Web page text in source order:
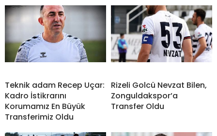
Teknik adam Recep Uçar:
Kadro İstikrarını
Korumamız En Büyük
Transferimiz Oldu
Rizeli Golcü Nevzat Bilen,
Zonguldakspor’a
Transfer Oldu